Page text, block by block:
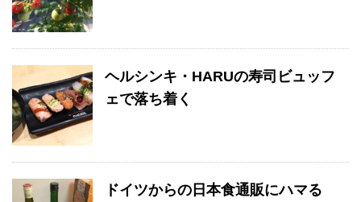
ヘルシンキ・HARUの寿司ビュッフ
ェで落ち着く
ドイツからの日本食通販にハマる